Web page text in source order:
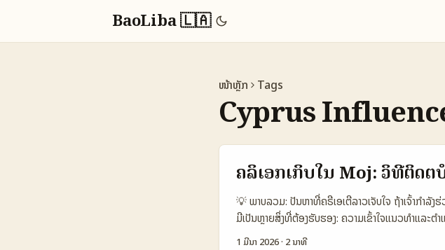
BaoLiba 🇱🇦
ໜ້າຫຼັກ Tags
Cyprus
ຄລິເອກເກິບໃນ Moj: ວິທີຕິດ
💡 ພາບລວມ: ປັນຫາທີ່ຄຣີເອເຕີລາວເຈັບໃຈ ຖ້າເຈົ້າກຳ
ມີເປັນຫຼາຍສິ່ງທີ່ຕ້ອງຮັບຮອງ: ຄວາມເຂົ້າໃຈແນວທຳແລະຕ
ຈຸດປະສົງເລື່ອງการຮຽນຜົນ. ຕົວຢ່າງທີ່ຊັດເຈນ: Hero
1 ມີນາ 2026· 2 ນາທີ